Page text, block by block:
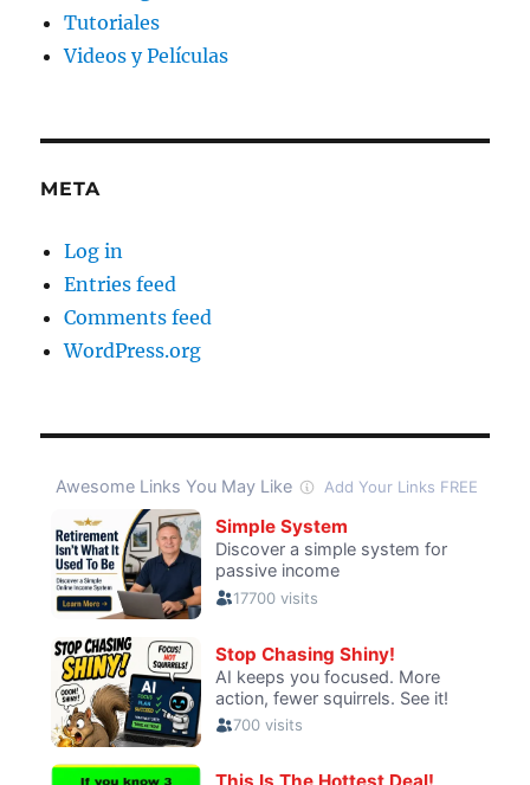
Tutoriales
Videos y Películas
META
Log in
Entries feed
Comments feed
WordPress.org